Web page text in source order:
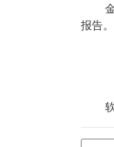
金属
报告。
软管